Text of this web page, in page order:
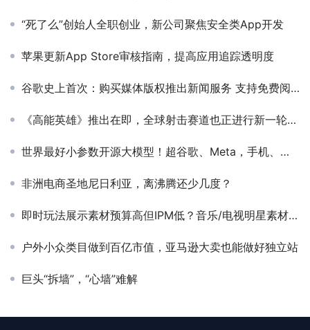
“死了么”创始人全职创业，新公司聚焦安全类App开发
苹果更新App Store审核指南，提高应用追踪透明度
谷歌史上首次：购买媒体版权推出新闻服务 支持免费阅读付费文章
《高能英雄》推出在即，全球射击赛道也正进行新一轮的洗牌
世界最好小参数开源大模型！超谷歌、Meta，手机、平板轻松运行
非洲电商圣地尼日利亚，离沸腾还少几度？
即时玩法展示素材预算高但IPM低？音乐/电视明星素材效果远超电影明星？丨《2025移动APP广告素材现状报告》解读（文内附报告）
户外小众类目做到百亿市值，亚马逊大卖也能做好独立站
巨头“拆墙”，“心墙”难解